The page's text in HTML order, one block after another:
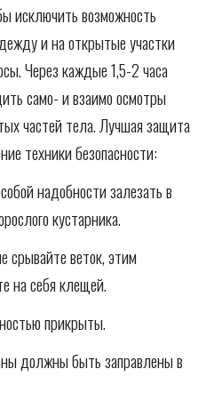
исключить возможность
и на открытые участки
Через каждые 1,5-2 часа
само- и взаимо осмотры
частей тела. Лучшая защита
техники безопасности:
надобности залезать в
кустарника.
срывайте веток, этим
на себя клещей.
прикрыты.
должны быть заправлены в